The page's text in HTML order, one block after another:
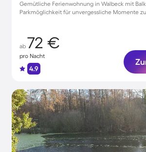
Gemütliche Ferienwohnung in Walbeck mit
Parkmöglichkeit für unvergessliche Momente
ab 72 €
pro Nacht
4.9